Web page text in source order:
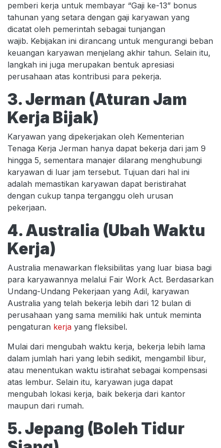
pemberi kerja untuk membayar “Gaji ke-13” bonus
tahunan yang setara dengan gaji karyawan yang
dicatat oleh pemerintah sebagai tunjangan
wajib. Kebijakan ini dirancang untuk mengurangi beban
keuangan karyawan menjelang akhir tahun. Selain itu,
langkah ini juga merupakan bentuk apresiasi
perusahaan atas kontribusi para pekerja.
3. Jerman (Aturan Jam
Kerja Bijak)
Karyawan yang dipekerjakan oleh Kementerian
Tenaga Kerja Jerman hanya dapat bekerja dari jam 9
hingga 5, sementara manajer dilarang menghubungi
karyawan di luar jam tersebut. Tujuan dari hal ini
adalah memastikan karyawan dapat beristirahat
dengan cukup tanpa terganggu oleh urusan
pekerjaan.
4. Australia (Ubah Waktu
Kerja)
Australia menawarkan fleksibilitas yang luar biasa bagi
para karyawannya melalui Fair Work Act. Berdasarkan
Undang-Undang Pekerjaan yang Adil, karyawan
Australia yang telah bekerja lebih dari 12 bulan di
perusahaan yang sama memiliki hak untuk meminta
pengaturan kerja yang fleksibel.
Mulai dari mengubah waktu kerja, bekerja lebih lama
dalam jumlah hari yang lebih sedikit, mengambil libur,
atau menentukan waktu istirahat sebagai kompensasi
atas lembur. Selain itu, karyawan juga dapat
mengubah lokasi kerja, baik bekerja dari kantor
maupun dari rumah.
5. Jepang (Boleh Tidur